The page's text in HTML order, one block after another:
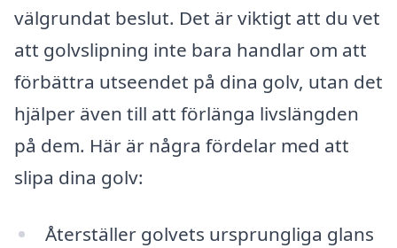
välgrundat beslut. Det är viktigt att du vet
att golvslipning inte bara handlar om att
förbättra utseendet på dina golv, utan det
hjälper även till att förlänga livslängden
på dem. Här är några fördelar med att
slipa dina golv:
Återställer golvets ursprungliga glans